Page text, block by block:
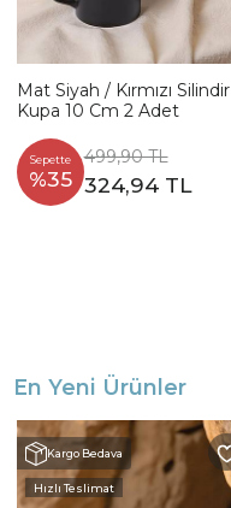
Mat Siyah / Kırmızı Silindir
Kupa 10 Cm 2 Adet
Sepette
%35
499,90 TL
324,94 TL
En Yeni Ürünler
Kargo Bedava
Hızlı Teslimat